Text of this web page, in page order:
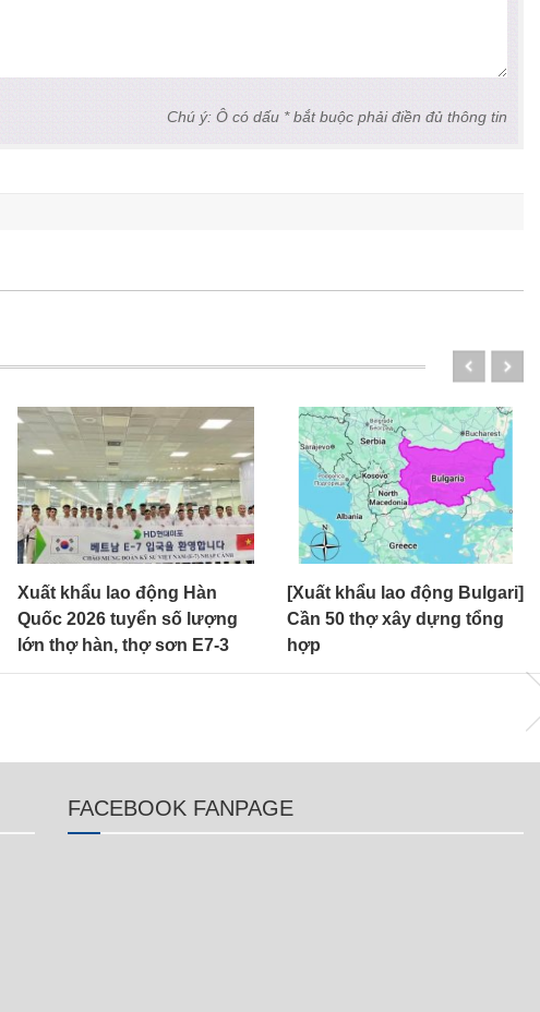
Chú ý: Ô có dấu * bắt buộc phải điền đủ thông tin
[Xuất khẩu lao động Bulgari]
Cần 50 thợ xây dựng tổng
hợp
[Xuất khẩu lao động Litva]
Tuyển 20 nữ đơn hàng
trồng nấm
FACEBOOK FANPAGE